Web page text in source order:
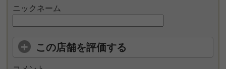
ニックネーム
この店舗を評価する